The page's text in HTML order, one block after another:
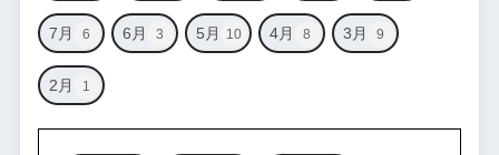
7月 6 6月 3 5月 10 4月 8 3月 9
2月 1